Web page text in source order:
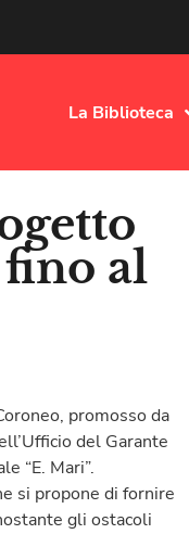
La Biblioteca
al
promosso da
del Garante
“E. Mari”.
si propone di fornire
gli ostacoli